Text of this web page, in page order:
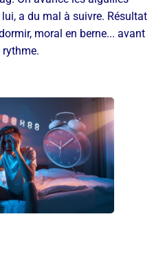
a du mal à suivre. Résultat
moral en berne... avant